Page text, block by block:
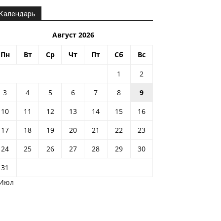
Август 2026
Пн Вт Ср Чт Пт Сб Вс
1
2
3
4 5 6 7 8
9
10
11 12 13 14 15
16
17
18 19 20 21 22
23
24
25 26 27 28 29
30
31